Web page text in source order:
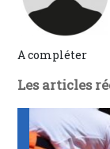
A compléter
Les articles